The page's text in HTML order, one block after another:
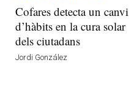
Cofares detecta un canvi
d’hàbits en la cura solar
dels ciutadans
Jordi González